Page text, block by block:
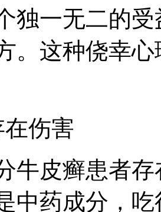
独一无二的
。这种侥幸
伤害
牛皮癣患者
中药成分，